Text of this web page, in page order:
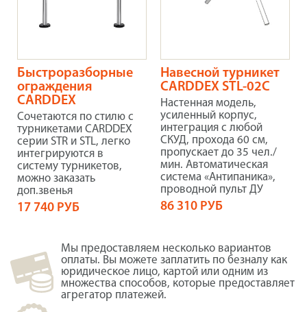
Быстроразборные
ограждения
CARDDEX
Сочетаются по стилю с
турникетами CARDDEX
серии STR и STL, легко
интегрируются в
систему турникетов,
можно заказать
доп.звенья
17 740 РУБ
Навесной турникет
CARDDEX STL-02C
Настенная модель,
усиленный корпус,
интеграция с любой
СКУД, прохода 60 см,
пропускает до 35 чел./
мин. Автоматическая
система «Антипаника»,
проводной пульт ДУ
86 310 РУБ
Мы предоставляем несколько вариантов
оплаты. Вы можете заплатить по безналу как
юридическое лицо, картой или одним из
множества способов, которые предоставляет
агрегатор платежей.